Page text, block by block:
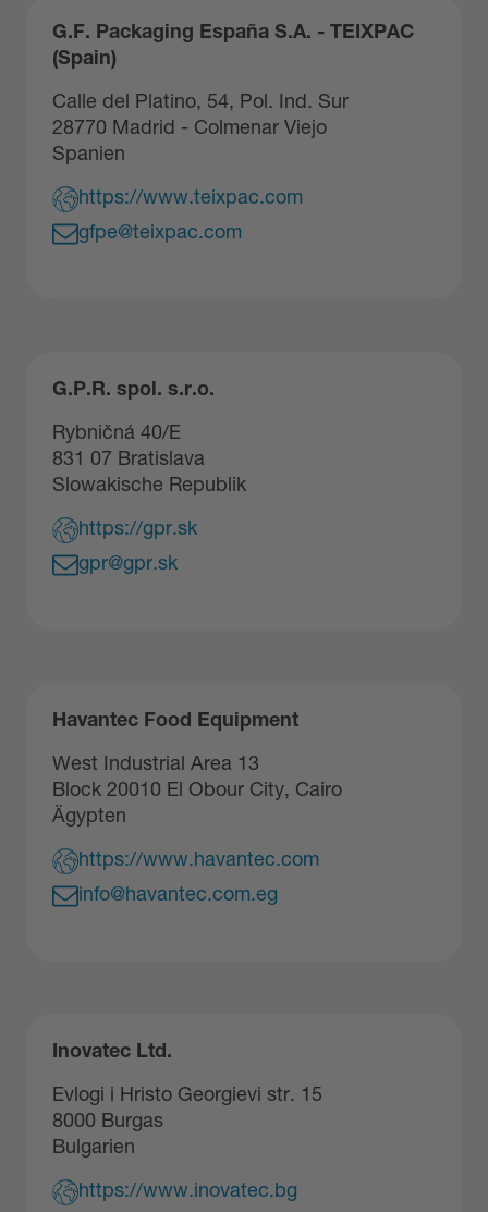
G.F. Packaging España S.A. - TEIXPAC
(Spain)
Calle del Platino, 54, Pol. Ind. Sur
28770 Madrid - Colmenar Viejo
Spanien
https://www.teixpac.com
gfpe@teixpac.com
G.P.R. spol. s.r.o.
Rybničná 40/E
831 07 Bratislava
Slowakische Republik
https://gpr.sk
gpr@gpr.sk
Havantec Food Equipment
West Industrial Area 13
Block 20010 El Obour City, Cairo
Ägypten
https://www.havantec.com
info@havantec.com.eg
Inovatec Ltd.
Evlogi i Hristo Georgievi str. 15
8000 Burgas
Bulgarien
https://www.inovatec.bg